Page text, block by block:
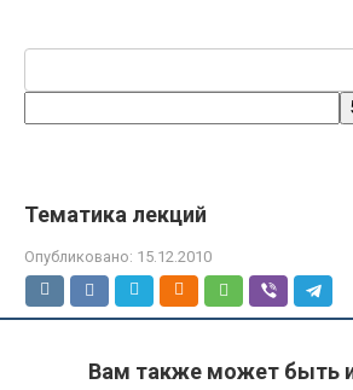
Тематика лекций
Опубликовано: 15.12.2010
Вам также может быть